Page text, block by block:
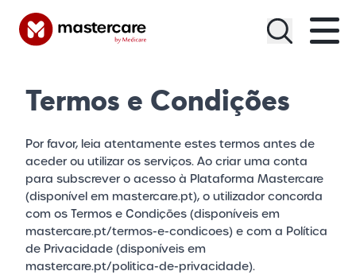
Menu
Termos e Condições
Por favor, leia atentamente estes termos antes de
aceder ou utilizar os serviços. Ao criar uma conta
para subscrever o acesso à Plataforma Mastercare
(disponível em mastercare.pt), o utilizador concorda
com os Termos e Condições (disponíveis em
mastercare.pt/termos-e-condicoes) e com a Política
de Privacidade (disponíveis em
mastercare.pt/politica-de-privacidade).